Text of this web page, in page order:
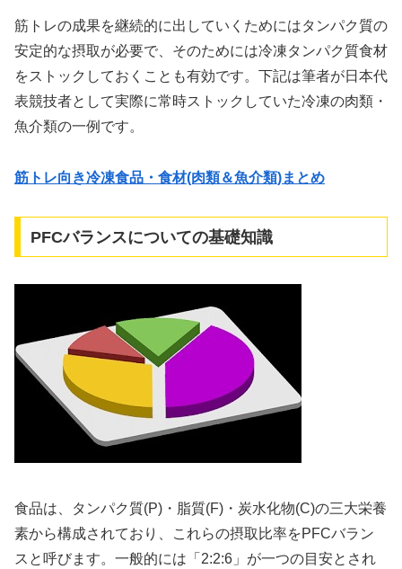
筋トレの成果を継続的に出していくためにはタンパク質の
安定的な摂取が必要で、そのためには冷凍タンパク質食材
をストックしておくことも有効です。下記は筆者が日本代
表競技者として実際に常時ストックしていた冷凍の肉類・
魚介類の一例です。
筋トレ向き冷凍食品・食材(肉類＆魚介類)まとめ
PFCバランスについての基礎知識
食品は、タンパク質(P)・脂質(F)・炭水化物(C)の三大栄養
素から構成されており、これらの摂取比率をPFCバラン
スと呼びます。一般的には「2:2:6」が一つの目安とされ